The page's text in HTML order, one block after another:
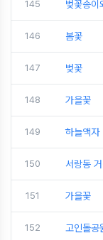
145 벚꽃송이
146 봄꽃
147 벚꽃
148 가을꽃
149 하늘액자
150 서랑동 거
151 가을꽃
152 고인돌공